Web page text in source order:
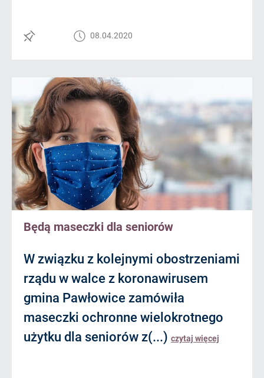
08.04.2020
Będą maseczki dla seniorów
W związku z kolejnymi obostrzeniami
rządu w walce z koronawirusem
gmina Pawłowice zamówiła
maseczki ochronne wielokrotnego
użytku dla seniorów z(...) czytaj więcej